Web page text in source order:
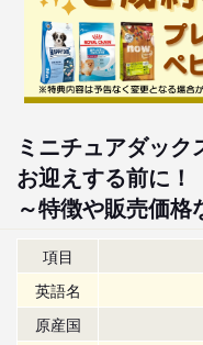
ミニチュアダッ
お迎えする前に！
～特徴や販売価格
項目
英語名
原産国